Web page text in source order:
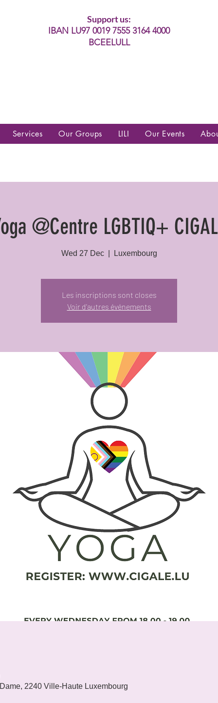
Support us:
IBAN LU97 0019 7555 3164 4000
BCEELULL
Services Our Groups LILI Our Events
@Centre LGBTIQ+
Wed 27 Dec
  |
Luxembourg
Les inscriptions sont closes
Voir d'autres événements
2240 Ville-Haute Luxembourg